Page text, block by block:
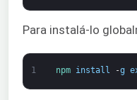
Para instalá-lo
1 npm install -g